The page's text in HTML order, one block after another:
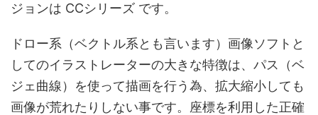
ジョンは CCシリーズ です。
ドロー系（ベクトル系とも言います）画像ソフトと
してのイラストレーターの大きな特徴は、パス（ベ
ジェ曲線）を使って描画を行う為、拡大縮小しても
画像が荒れたりしない事です。座標を利用した正確